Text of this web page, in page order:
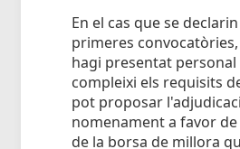
En el cas que se
primeres
hagi presentat
compleixi els requisits
pot proposar
nomenament a favor
de la borsa de millora